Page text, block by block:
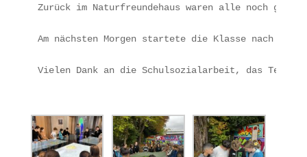
Zurück im Naturfreundehaus waren alle noch
Am nächsten Morgen startete die Klasse nach
Vielen Dank an die Schulsozialarbeit, das Team